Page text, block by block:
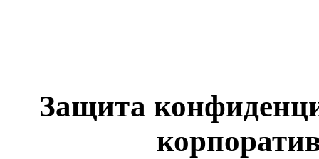
Защита